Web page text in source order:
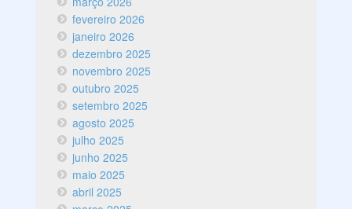
fevereiro 2026
janeiro 2026
dezembro 2025
novembro 2025
outubro 2025
setembro 2025
agosto 2025
julho 2025
junho 2025
maio 2025
abril 2025